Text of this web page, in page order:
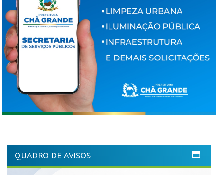
QUADRO DE AVISOS